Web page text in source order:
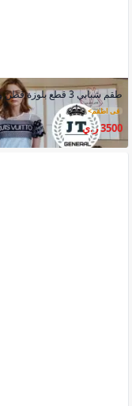
في اطقم>
3500 ر.ي